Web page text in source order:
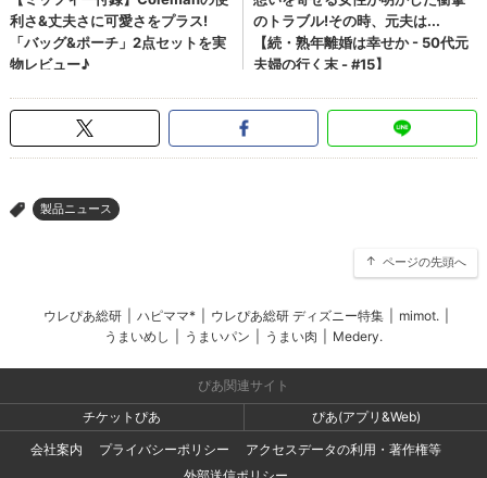
> 製品ニュース
ページの先頭へ
ウレぴあ総研 ハピママ* ウレぴあ総研 ディズニー特集 mimot.
うまいめし
うまいパン うまい肉 Medery.
ぴあ関連サイト
チケットぴあ
ぴあ(アプリ&Web)
会社案内
プライバシーポリシー
アクセスデータの利用・著作権等